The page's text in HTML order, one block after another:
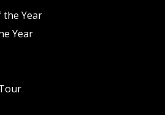
the Year
Year